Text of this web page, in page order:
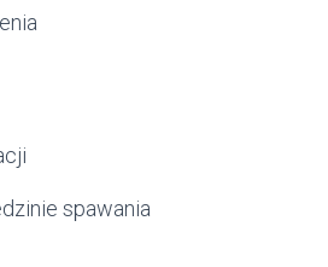
spawania